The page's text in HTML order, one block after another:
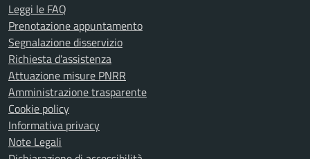
Leggi le FAQ
Prenotazione appuntamento
Segnalazione disservizio
Richiesta d'assistenza
Attuazione misure PNRR
Amministrazione trasparente
Cookie policy
Informativa privacy
Note Legali